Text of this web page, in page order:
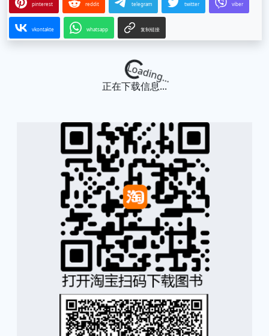
pinterest reddit telegram twitter viber
vkontakte whatsapp 复制链接
Loading...
正在下载信息...